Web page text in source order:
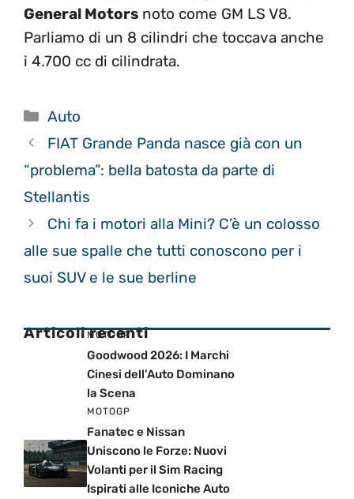
General Motors noto come GM LS V8.
Parliamo di un 8 cilindri che toccava anche
i 4.700 cc di cilindrata.
Categorie
Auto
FIAT Grande Panda nasce già con un
“problema”: bella batosta da parte di
Stellantis
Chi fa i motori alla Mini? C’è un colosso
alle sue spalle che tutti conoscono per i
suoi SUV e le sue berline
Articoli recenti
MOTOGP
Goodwood 2026: I Marchi
Cinesi dell’Auto Dominano
la Scena
MOTOGP
Fanatec e Nissan
Uniscono le Forze: Nuovi
Volanti per il Sim Racing
Ispirati alle Iconiche Auto